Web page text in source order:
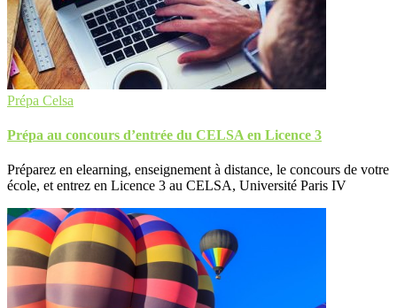
Prépa Celsa
Prépa au concours d’entrée du CELSA en Licence 3
Préparez en elearning, enseignement à distance, le concours de votre
école, et entrez en Licence 3 au CELSA, Université Paris IV